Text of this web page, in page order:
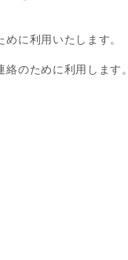
に利用いたします。
のために利用します。